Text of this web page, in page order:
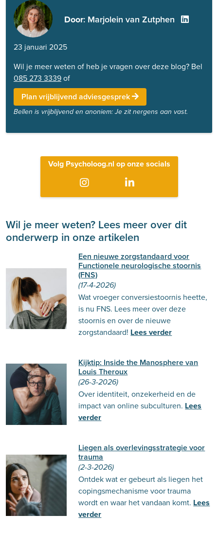
Door: Marjolein van Zutphen
23 januari 2025
Wil je meer weten of heb je vragen over deze blog? Bel
085 273 3339of
Plan vrijblijvend adviesgesprek
Bellen is vrijblijvend en anoniem: Je zit nergens aan vast.
Volg Psycholoog.nl op onze socials
Wil je meer weten? Lees meer over dit
onderwerp in onze artikelen
Een nieuwe zorgstandaard voor
Functionele neurologische stoornis
(FNS)
(17-4-2026)
Wat vroeger conversiestoornis heette,
is nu FNS. Lees meer over deze
stoornis en over de nieuwe
zorgstandaard! Lees verder
Kijktip: Inside the Manosphere van
Louis Theroux
(26-3-2026)
Over identiteit, onzekerheid en de
impact van online subculturen. Lees
verder
Liegen als overlevingsstrategie voor
trauma
(2-3-2026)
Ontdek wat er gebeurt als liegen het
copingsmechanisme voor trauma
wordt en waar het vandaan komt. Lees
verder